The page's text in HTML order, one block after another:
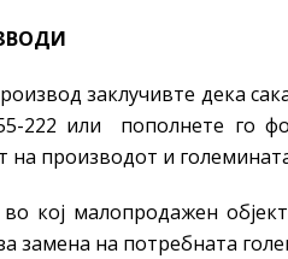
заклучивте дека
222 или пополнете го
производот и
кој малопродажен
замена на потребната